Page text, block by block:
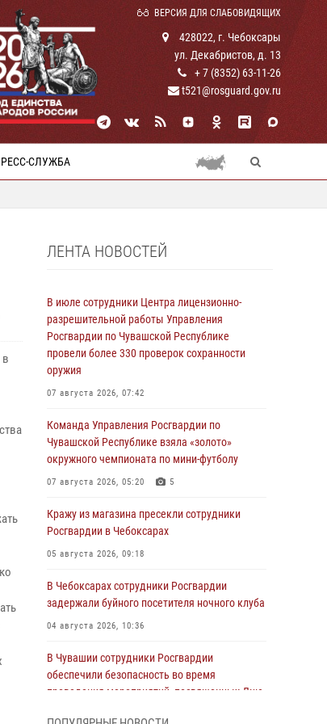
ВЕРСИЯ ДЛЯ СЛАБОВИДЯЩИХ
428022, г. Чебоксары
ул. Декабристов, д. 13
+ 7 (8352) 63-11-26
t521@rosguard.gov.ru
СЛУЖБА
ЛЕНТА НОВОСТЕЙ
В июле сотрудники Центра лицензионно-
разрешительной работы Управления
Росгвардии по Чувашской Республике
провели более 330 проверок сохранности
оружия
07 августа 2026, 07:42
Команда Управления Росгвардии по
Чувашской Республике взяла «золото»
окружного чемпионата по мини-футболу
07 августа 2026, 05:20 5
Кражу из магазина пресекли сотрудники
Росгвардии в Чебоксарах
05 августа 2026, 09:18
В Чебоксарах сотрудники Росгвардии
задержали буйного посетителя ночного клуба
04 августа 2026, 10:36
В Чувашии сотрудники Росгвардии
обеспечили безопасность во время
проведения мероприятий, посвященных Дню